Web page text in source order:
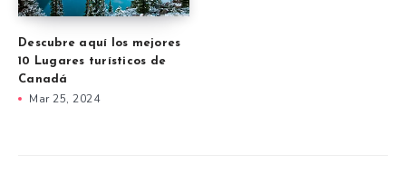
Descubre aquí los mejores
10 Lugares turísticos de
Canadá
Mar 25, 2024